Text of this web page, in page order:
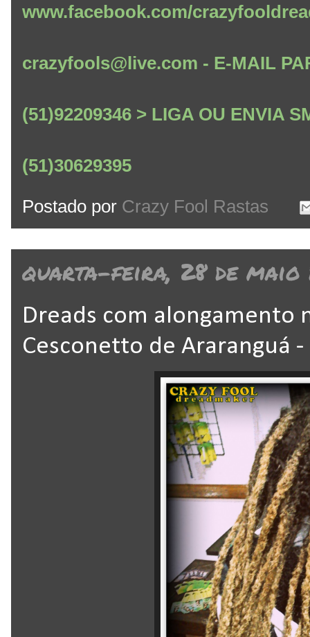
www.facebook.com/
crazyfools@live.com - E-MAIL
(51)92209346 > LIGA OU ENVIA
(51)30629395
Postado por Crazy Fool Rastas
quarta-feira, 28 de maio
Dreads com alongamento
Cesconetto de Araranguá -